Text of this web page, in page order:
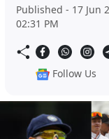
Published - 17 Jun
02:31 PM
Follow Us